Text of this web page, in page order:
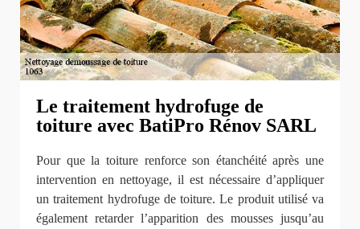
Le traitement hydrofuge de
toiture avec BatiPro Rénov SARL
Pour que la toiture renforce son étanchéité après une
intervention en nettoyage, il est nécessaire d’appliquer
un traitement hydrofuge de toiture. Le produit utilisé va
également retarder l’apparition des mousses jusqu’au